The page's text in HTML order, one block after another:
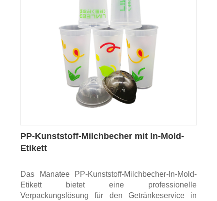
PP-Kunststoff-Milchbecher mit In-Mold-
Etikett
Das Manatee PP-Kunststoff-Milchbecher-In-Mold-
Etikett bietet eine professionelle
Verpackungslösung für den Getränkeservice in